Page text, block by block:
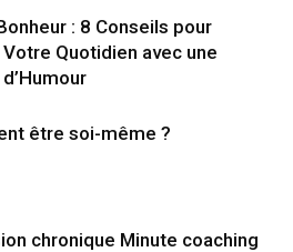
: 8 Conseils pour
Votre Quotidien avec une
être soi-même ?
chronique Minute coaching